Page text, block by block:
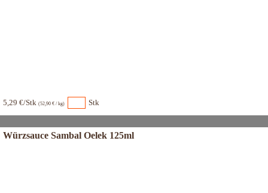
5,29 €/Stk (52,90 € / kg) Stk
Würzsauce Sambal Oelek 125ml